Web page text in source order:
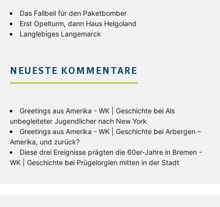
Das Fallbeil für den Paketbomber
Erst Opelturm, dann Haus Helgoland
Langlebiges Langemarck
NEUESTE KOMMENTARE
Greetings aus Amerika - WK | Geschichte bei Als
unbegleiteter Jugendlicher nach New York
Greetings aus Amerika - WK | Geschichte bei Arbergen –
Amerika, und zurück?
Diese drei Ereignisse prägten die 60er-Jahre in Bremen -
WK | Geschichte bei Prügelorgien mitten in der Stadt